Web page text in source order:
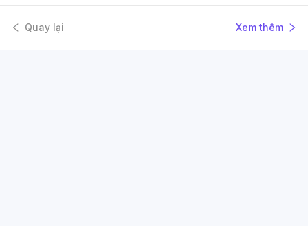
Quay lại Xem thêm